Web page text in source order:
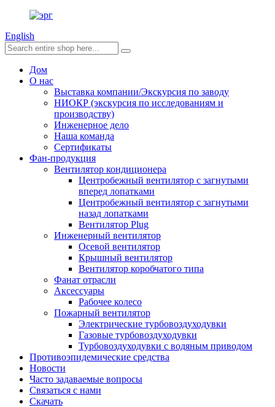
English
Дом
О нас
Выставка компании/Экскурсия по заводу
НИОКР (экскурсия по исследованиям и
производству)
Инженерное дело
Наша команда
Сертификаты
Фан-продукция
Вентилятор кондиционера
Центробежный вентилятор с загнутыми
вперед лопатками
Центробежный вентилятор с загнутыми
назад лопатками
Вентилятор Plug
Инженерный вентилятор
Осевой вентилятор
Крышный вентилятор
Вентилятор коробчатого типа
Фанат отрасли
Аксессуары
Рабочее колесо
Пожарный вентилятор
Электрические турбовоздуходувки
Газовые турбовоздуходувки
Турбовоздуходувки с водяным приводом
Противоэпидемические средства
Новости
Часто задаваемые вопросы
Связаться с нами
Скачать